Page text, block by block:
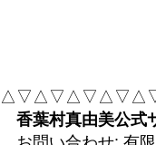
香葉村真由美公式